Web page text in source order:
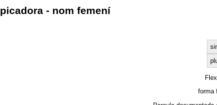
picadora - nom femení
forma